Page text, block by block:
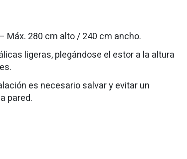
Máx. 280 cm alto / 240 cm ancho.
ligeras, plegándose el estor a la altura
es necesario salvar y evitar un
pared.